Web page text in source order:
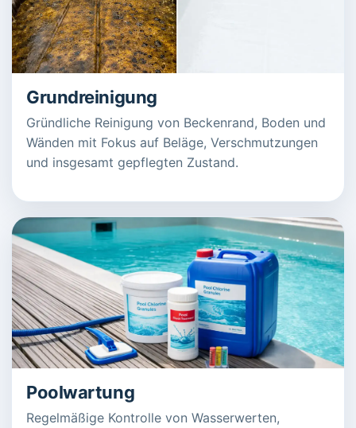
Grundreinigung
Gründliche Reinigung von Beckenrand, Boden und
Wänden mit Fokus auf Beläge, Verschmutzungen
und insgesamt gepflegten Zustand.
Poolwartung
Regelmäßige Kontrolle von Wasserwerten,